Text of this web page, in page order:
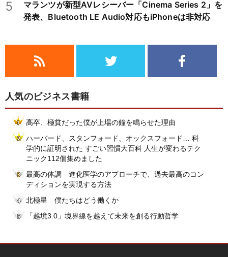
5
マランツが新型AVレシーバー「Cinema Series 2」を
発表、Bluetooth LE Audio対応もiPhoneは非対応
人気のビジネス書籍
高卒、極貧だった僕が上場の鐘を鳴らせた理由
ハーバード、スタンフォード、オックスフォード… 科
学的に証明された すごい習慣大百科 人生が変わるテク
ニック112個集めました
最高の体調 進化医学のアプローチで、過去最高のコン
ディションを実現する方法
北極星 僕たちはどう働くか
「越境3.0」境界線を越えて未来を創る行動哲学